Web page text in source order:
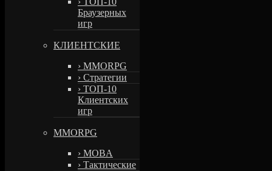
Браузерных
игр
КЛИЕНТСКИЕ
› MMORPG
› Стратегии
› ТОП-10
Клиентских
игр
MMORPG
› MOBA
› Тактические